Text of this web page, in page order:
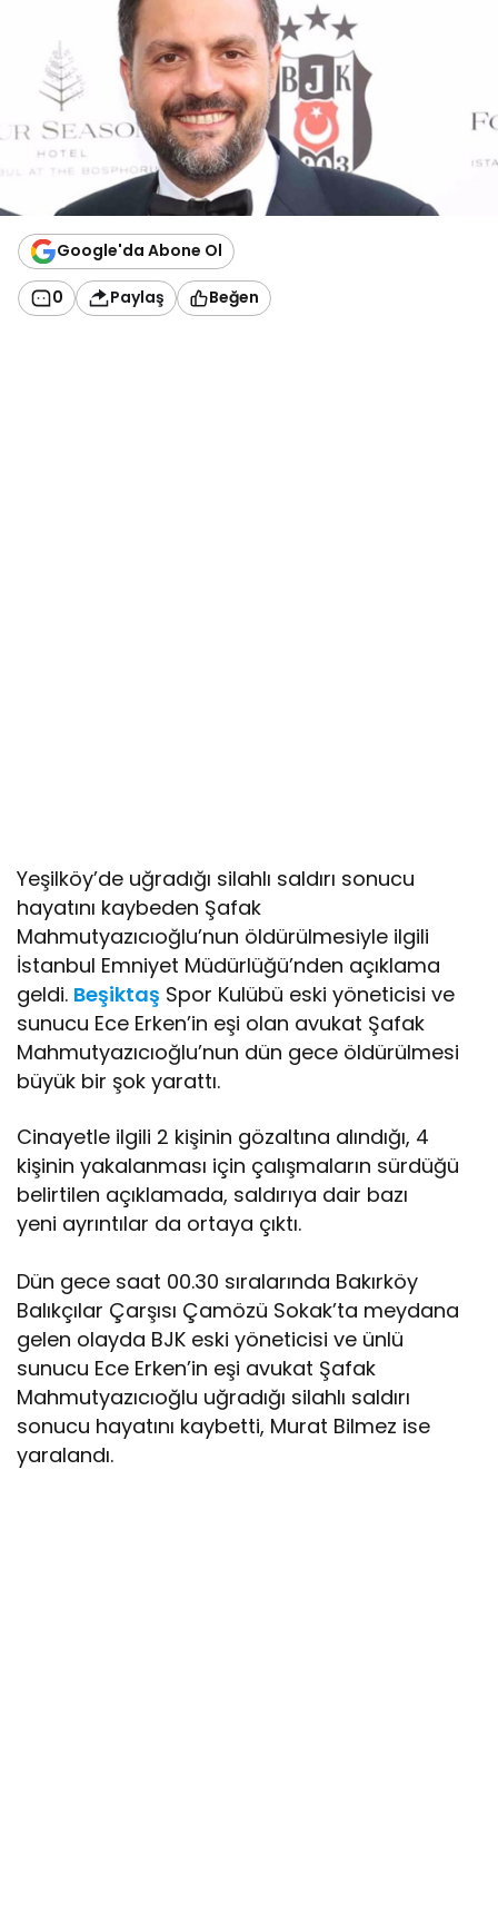
Google'da Abone Ol
0 Paylaş Beğen
Yeşilköy’de uğradığı silahlı saldırı sonucu
hayatını kaybeden Şafak
Mahmutyazıcıoğlu’nun öldürülmesiyle ilgili
İstanbul Emniyet Müdürlüğü’nden açıklama
geldi. Beşiktaş Spor Kulübü eski yöneticisi ve
sunucu Ece Erken’in eşi olan avukat Şafak
Mahmutyazıcıoğlu’nun dün gece öldürülmesi
büyük bir şok yarattı.
Cinayetle ilgili 2 kişinin gözaltına alındığı, 4
kişinin yakalanması için çalışmaların sürdüğü
belirtilen açıklamada, saldırıya dair bazı
yeni ayrıntılar da ortaya çıktı.
Dün gece saat 00.30 sıralarında Bakırköy
Balıkçılar Çarşısı Çamözü Sokak’ta meydana
gelen olayda BJK eski yöneticisi ve ünlü
sunucu Ece Erken’in eşi avukat Şafak
Mahmutyazıcıoğlu uğradığı silahlı saldırı
sonucu hayatını kaybetti, Murat Bilmez ise
yaralandı.